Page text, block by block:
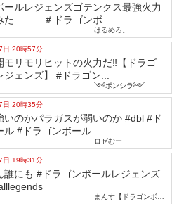
ールレジェンズゴテンクス最強火力
た ＃ドラゴンボ...
はるめろ。
日 20時57分
モリモリヒットの火力だ‼️【ドラゴ
ジェンズ】 #ドラゴン...
༺ポンシラ༻
日 20時35分
いのかパラガスが弱いのか #dbl #ド
ル #ドラゴンボール...
ロゼむー
日 19時31分
誰にも #ドラゴンボールレジェンズ